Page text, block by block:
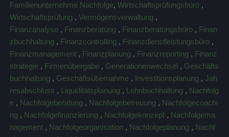
Familienunternehme Nachfolge,Wirtschaftsprüfungsbüro ,
Wirtschaftsprüfung ,Vermögensverwaltung ,
Finanzanalyse , Finanzberatung , Finanzberatungsbüro , Finan
zbuchhaltung , Finanzcontrolling , Finanzdienstleistungsbüro ,
Finanzmanagement , Finanzplanung , Finanzreporting , Finanz
strategie , Firmenübergabe , Generationenwechsel , Geschäfts
buchhaltung , Geschäftsübernahme , Investitionsplanung ,Jah
resabschluss , Liquiditätsplanung , Lohnbuchhaltung , Nachfolg
e , Nachfolgeberatung , Nachfolgebetreuung , Nachfolgecoachi
ng , Nachfolgefinanzierung , Nachfolgekonzept , Nachfolgema
nagement , Nachfolgeorganisation , Nachfolgeplanung , Nachf